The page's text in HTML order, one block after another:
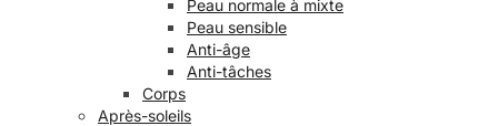
Peau normale à mixte
Peau sensible
Anti-âge
Anti-tâches
Corps
Après-soleils